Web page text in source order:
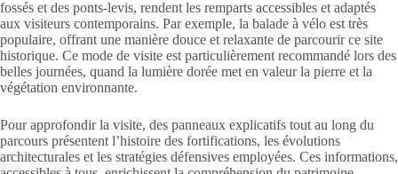
fossés et des ponts-levis, rendent les remparts accessibles et adaptés
aux visiteurs contemporains. Par exemple, la balade à vélo est très
populaire, offrant une manière douce et relaxante de parcourir ce site
historique. Ce mode de visite est particulièrement recommandé lors des
belles journées, quand la lumière dorée met en valeur la pierre et la
végétation environnante.
Pour approfondir la visite, des panneaux explicatifs tout au long du
parcours présentent l’histoire des fortifications, les évolutions
architecturales et les stratégies défensives employées. Ces informations,